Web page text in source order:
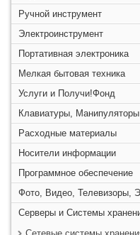
Ручной инструмент
Электроинструмент
Портативная электроника
Мелкая бытовая техника
Услуги и Получи!Фонд
Клавиатуры, Манипуляторы
Расходные материалы
Носители информации
Программное обеспечение
Фото, Видео, Телевизоры,
Серверы и Системы